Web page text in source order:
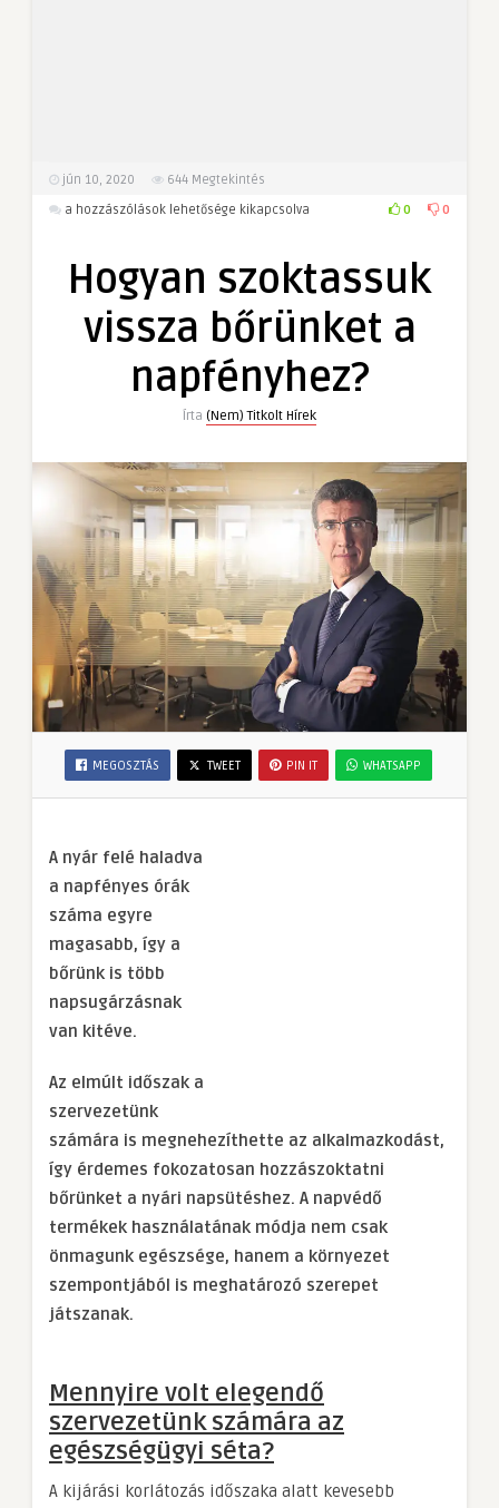
jún 10, 2020 644 Megtekintés
Hogyan
bőrünket
napfényhez?
a hozzászólások lehetősége kikapcsolva 0 0
Hogyan szoktassuk
vissza bőrünket a
napfényhez?
Írta (Nem) Titkolt Hírek
MEGOSZTÁS TWEET PIN IT WHATSAPP
A nyár felé haladva
a napfényes órák
száma egyre
magasabb, így a
bőrünk is több
napsugárzásnak
van kitéve.
Az elmúlt időszak a
szervezetünk
számára is megnehezíthette az alkalmazkodást,
így érdemes fokozatosan hozzászoktatni
bőrünket a nyári napsütéshez. A napvédő
termékek használatának módja nem csak
önmagunk egészsége, hanem a környezet
szempontjából is meghatározó szerepet
játszanak.
Mennyire volt elegendő
szervezetünk számára az
egészségügyi séta?
A kijárási korlátozás időszaka alatt kevesebb